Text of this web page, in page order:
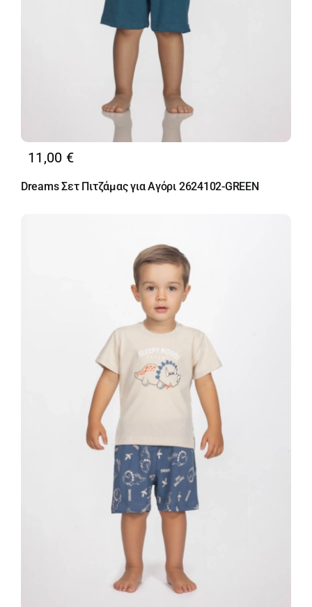
11,00 €
Dreams Σετ Πιτζάμας για Αγόρι 2624102-GREEN